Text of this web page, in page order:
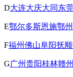
D大连大庆大同 东
E鄂尔多斯恩施鄂州
F福州佛山阜阳抚顺
G广州贵阳桂林赣州